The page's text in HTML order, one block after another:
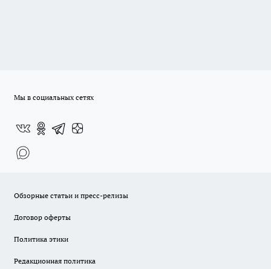
Мы в социальных сетях
Обзорные статьи и пресс-релизы
Договор оферты
Политика этики
Редакционная политика